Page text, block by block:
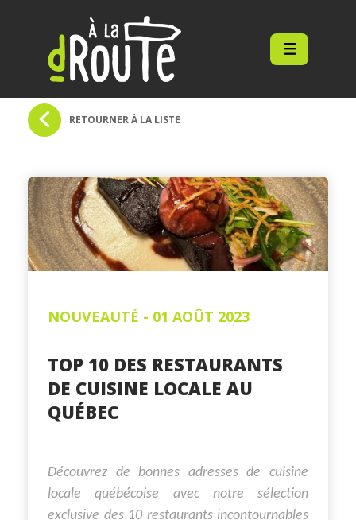
dRoute
RETOURNER À LA LISTE
NOUVEAUTÉ - 01 AOÛT 2023
TOP 10 DES RESTAURANTS
DE CUISINE LOCALE AU
QUÉBEC
Découvrez de bonnes adresses de cuisine
locale québécoise avec notre sélection
exclusive des 10 restaurants incontournables